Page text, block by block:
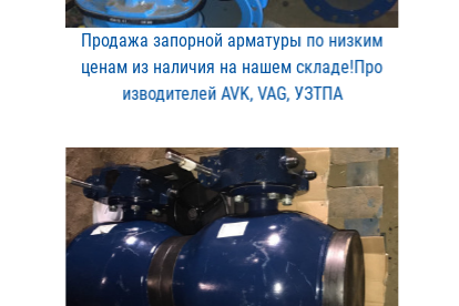
Продажа запорной арматур​ы по низким
ценам из нал​ичия на нашем складе!Про​
изводителей AVK, VAG, УЗ​ТПА